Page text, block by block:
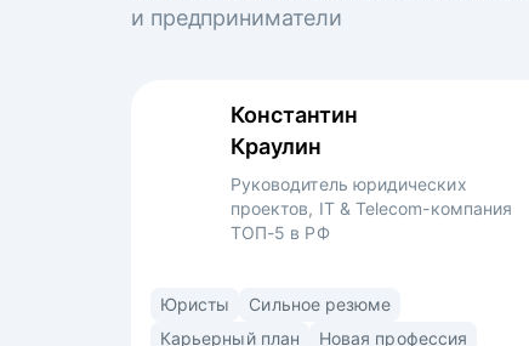
и предприниматели
Константин
Краулин
Руководитель юридических
проектов, IT & Telecom-компания
ТОП-5 в РФ
6 лет успешного опыта в юридическом
департаменте в 4-х компаниях.
Юристы
Сильное резюме
Карьерный план
Новая профессия